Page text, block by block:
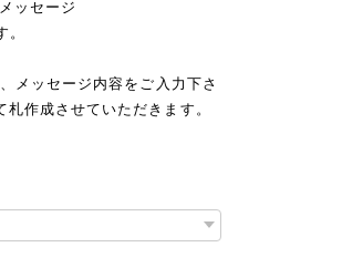
ッセージ
メッセージ内容をご入力下さ
作成させていただきます。